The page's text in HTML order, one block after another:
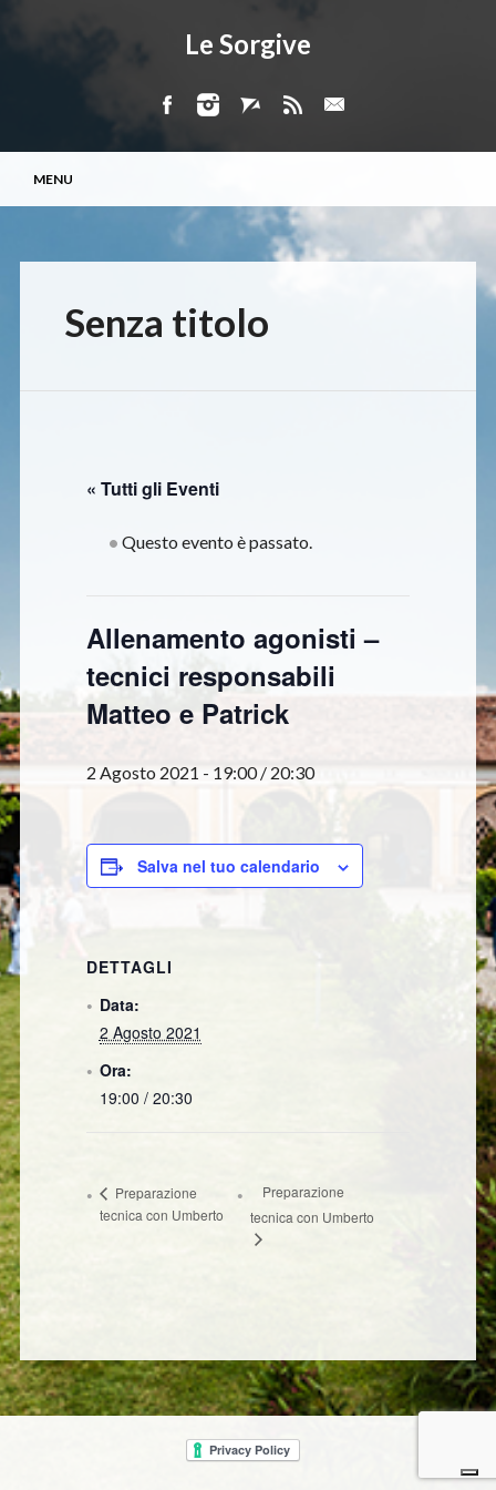
Le Sorgive
Menu principale
MENU
Senza titolo
« Tutti gli Eventi
Questo evento è passato.
Allenamento agonisti –
tecnici responsabili
Matteo e Patrick
2 Agosto 2021 - 19:00/ 20:30
Salva nel tuo calendario
DETTAGLI
Data:
2 Agosto 2021
Ora:
19:00 / 20:30
Preparazione
tecnica con Umberto
Preparazione
tecnica con Umberto